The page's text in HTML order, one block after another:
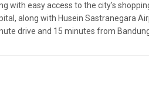
with easy access to the city's
along with Husein Sastranegara
drive and 15 minutes from